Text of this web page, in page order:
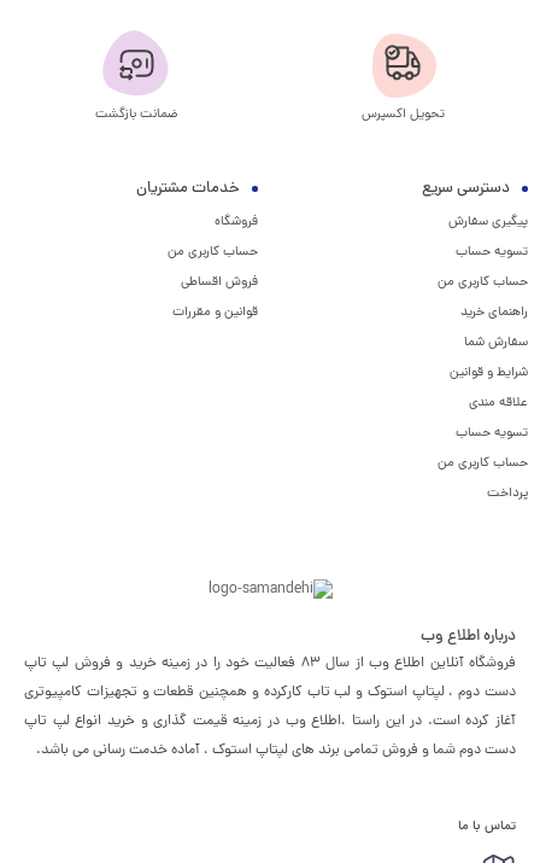
تحویل اکسپرس ضمانت بازگشت
دسترسی سریع
پیگیری سفارش
تسویه حساب
حساب کاربری من
راهنمای خرید
سفارش شما
شرایط و قوانین
علاقه مندی
تسویه حساب
حساب کاربری من
پرداخت
خدمات مشتریان
فروشگاه
حساب کاربری من
فروش اقساطی
قوانین و مقررات
درباره اطلاع وب
فروشگاه آنلاین اطلاع وب از سال 83 فعالیت خود را در زمینه خرید و فروش لپ تاپ
دست دوم ، لپتاپ استوک و لب تاب کارکرده و همچنین قطعات و تجهیزات کامپیوتری
آغاز کرده است. در این راستا ،‌اطلاع وب در زمینه قیمت گذاری و خرید انواع لپ تاپ
دست دوم شما و فروش تمامی برند های لپتاپ استوک ، آماده خدمت رسانی می باشد.
تماس با ما